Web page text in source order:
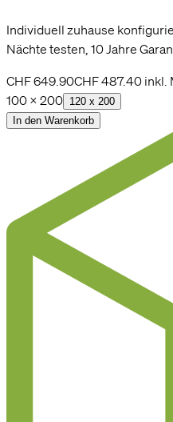
Individuell zuhause
Nächte testen, 10 Jahre
CHF 649.90CHF 487.40 inkl.
100 x 200 120 x 200
In den Warenkorb